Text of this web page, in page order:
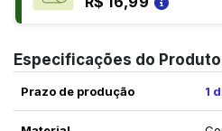
Especificações do Produto
Prazo de produção 1